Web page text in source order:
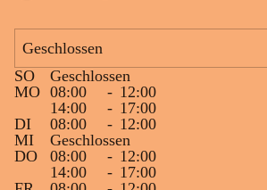
Geschlossen
SO
Geschlossen
MO 08:00 - 12:00
14:00
- 17:00
DI
08:00 - 12:00
MI
Geschlossen
DO
08:00 - 12:00
14:00
- 17:00